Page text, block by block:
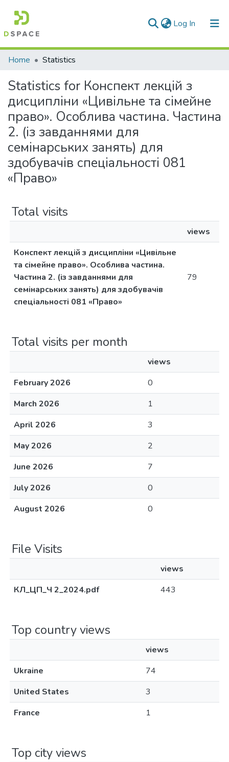
Log In (current)
Communities & Collections
All of DSpace
Home Statistics
Statistics for Конспект лекцій з
дисципліни «Цивільне та сімейне
право». Особлива частина. Частина
2. (із завданнями для
семінарських занять) для
здобувачів спеціальності 081
«Право»
Total visits
views
Конспект лекцій з дисципліни «Цивільне
та сімейне право». Особлива частина.
Частина 2. (із завданнями для
семінарських занять) для здобувачів
спеціальності 081 «Право»
79
Total visits per month
views
February 2026
0
March 2026
1
April 2026
3
May 2026
2
June 2026
7
July 2026
0
August 2026
0
File Visits
views
КЛ_ЦП_Ч 2_2024.pdf
443
Top country views
views
Ukraine
74
United States
3
France
1
Top city views